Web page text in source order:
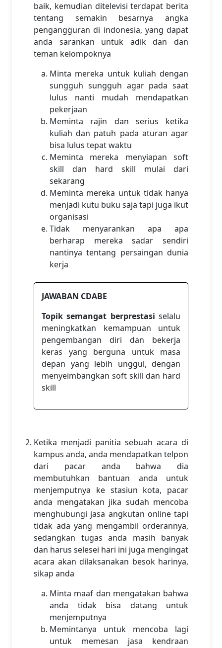
baik, kemudian ditelevisi terdapat berita
tentang semakin besarnya angka
pengangguran di indonesia, yang dapat
anda sarankan untuk adik dan dan
teman kelompoknya
Minta mereka untuk kuliah dengan
sungguh sungguh agar pada saat
lulus nanti mudah mendapatkan
pekerjaan
Meminta rajin dan serius ketika
kuliah dan patuh pada aturan agar
bisa lulus tepat waktu
Meminta mereka menyiapan soft
skill dan hard skill mulai dari
sekarang
Meminta mereka untuk tidak hanya
menjadi kutu buku saja tapi juga ikut
organisasi
Tidak menyarankan apa apa
berharap mereka sadar sendiri
nantinya tentang persaingan dunia
kerja
JAWABAN CDABE
Topik semangat berprestasi selalu
meningkatkan kemampuan untuk
pengembangan diri dan bekerja
keras yang berguna untuk masa
depan yang lebih unggul, dengan
menyeimbangkan soft skill dan hard
skill
Ketika menjadi panitia sebuah acara di
kampus anda, anda mendapatkan telpon
dari pacar anda bahwa dia
membutuhkan bantuan anda untuk
menjemputnya ke stasiun kota, pacar
anda mengatakan jika sudah mencoba
menghubungi jasa angkutan online tapi
tidak ada yang mengambil orderannya,
sedangkan tugas anda masih banyak
dan harus selesei hari ini juga mengingat
acara akan dilaksanakan besok harinya,
sikap anda
Minta maaf dan mengatakan bahwa
anda tidak bisa datang untuk
menjemputnya
Memintanya untuk mencoba lagi
untuk memesan jasa kendraan